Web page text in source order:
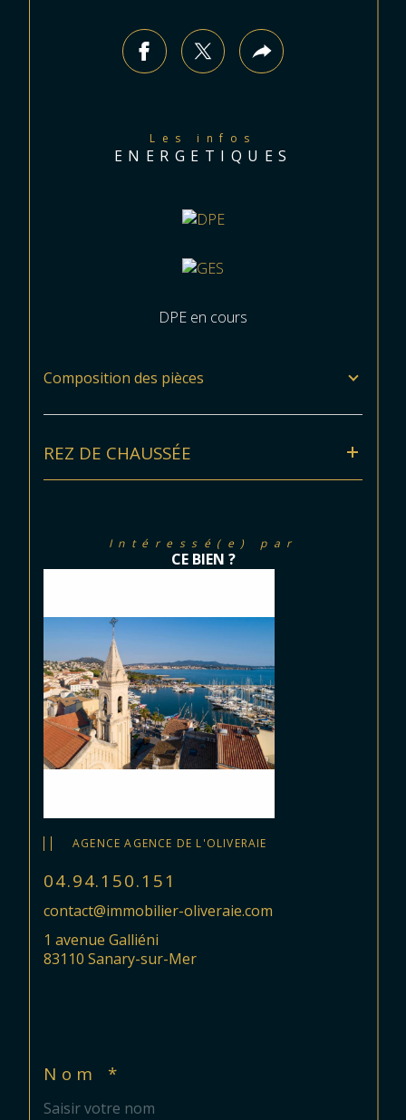
Les infos
ENERGETIQUES
DPE en cours
Composition des pièces
REZ DE CHAUSSÉE
Intéressé(e) par
CE BIEN ?
AGENCE AGENCE DE L'OLIVERAIE
04.94.150.151
contact@immobilier-oliveraie.com
1 avenue Galliéni
83110 Sanary-sur-Mer
Nom *